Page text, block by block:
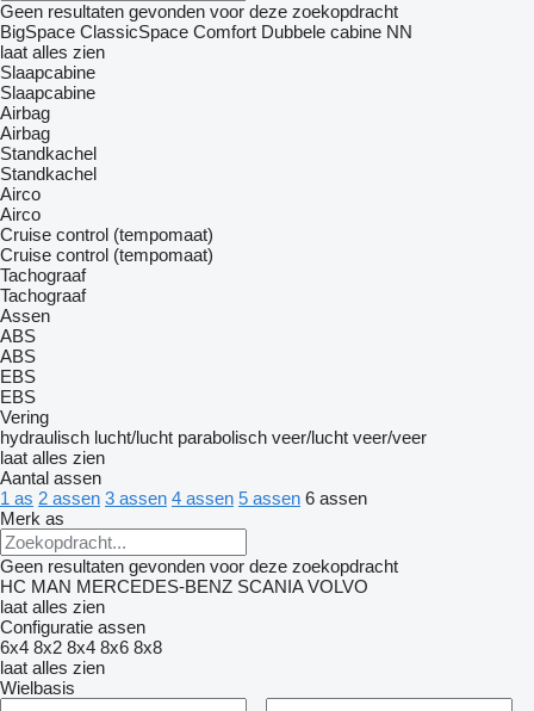
Geen resultaten gevonden voor deze zoekopdracht
BigSpace ClassicSpace Comfort Dubbele cabine NN
laat alles zien
Slaapcabine
Slaapcabine
Airbag
Airbag
Standkachel
Standkachel
Airco
Airco
Cruise control (tempomaat)
Cruise control (tempomaat)
Tachograaf
Tachograaf
Assen
ABS
ABS
EBS
EBS
Vering
hydraulisch lucht/lucht parabolisch veer/lucht veer/veer
laat alles zien
Aantal assen
1 as 2 assen 3 assen 4 assen 5 assen 6 assen
Merk as
Geen resultaten gevonden voor deze zoekopdracht
HC MAN MERCEDES-BENZ SCANIA VOLVO
laat alles zien
Configuratie assen
6x4 8x2 8x4 8x6 8x8
laat alles zien
Wielbasis